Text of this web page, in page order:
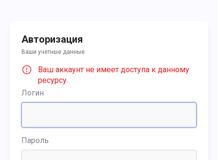
Авторизация
Ваши учетные данные
Ваш аккаунт не имеет доступа к данному
ресурсу.
Логин
Пароль